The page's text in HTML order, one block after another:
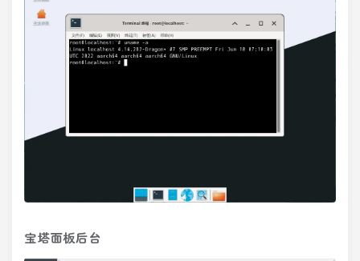
宝塔面板后台